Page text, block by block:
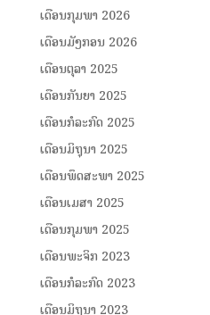
ເດືອນກຸມພາ 2026
ເດືອນມັງກອນ 2026
ເດືອນຕຸລາ 2025
ເດືອນກັນຍາ 2025
ເດືອນກໍລະກົດ 2025
ເດືອນມິຖຸນາ 2025
ເດືອນພຶດສະພາ 2025
ເດືອນເມສາ 2025
ເດືອນກຸມພາ 2025
ເດືອນພະຈິກ 2023
ເດືອນກໍລະກົດ 2023
ເດືອນມິຖຸນາ 2023